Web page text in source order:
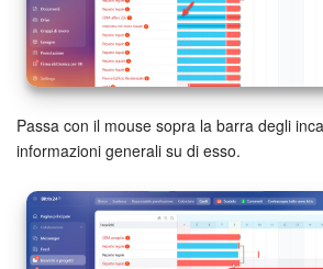
Passa con il mouse sopra la barra degli
informazioni generali su di esso.